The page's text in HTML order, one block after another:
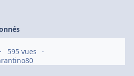
595 vues